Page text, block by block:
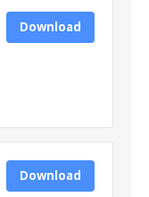
Download
Download